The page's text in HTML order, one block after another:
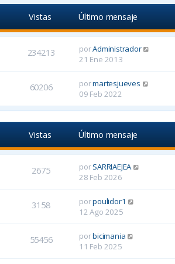
Vistas Último mensaje
234213 porAdministrador
21 Ene 2013
60206 pormartesjueves
09 Feb 2022
Vistas Último mensaje
2675 porSARRIAEJEA
28 Feb 2026
3158 porpoulidor1
12 Ago 2025
55456 porbicimania
11 Feb 2025